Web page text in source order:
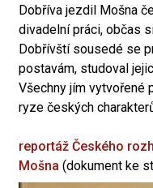
Dobříva jezdil Mošna
divadelní práci, občas
Dobřívští sousedé se
postavám, studoval
Všechny jím vytvořené
ryze českých
reportáž Českého
Mošna (dokument ke